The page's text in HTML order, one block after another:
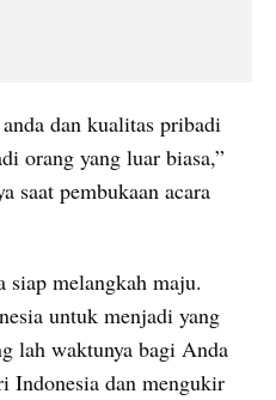
dan kualitas pribadi
orang yang luar biasa,”
siap melangkah maju.
untuk menjadi yang
lah waktunya bagi Anda
Indonesia dan mengukir